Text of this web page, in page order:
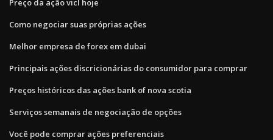
Preço da ação vicl hoje
Como negociar suas próprias ações
Melhor empresa de forex em dubai
Principais ações discricionárias do consumidor para comprar
Preços históricos das ações bank of nova scotia
Serviços semanais de negociação de opções
Você pode comprar ações preferenciais